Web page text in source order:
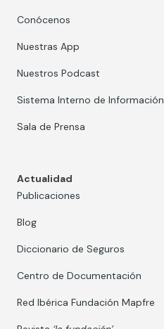
Conócenos
Nuestras App
Nuestros Podcast
Sistema Interno de Información
Sala de Prensa
Actualidad
Publicaciones
Blog
Diccionario de Seguros
Centro de Documentación
Red Ibérica Fundación Mapfre